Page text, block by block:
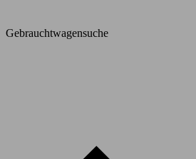
Gebrauchtwagensuche